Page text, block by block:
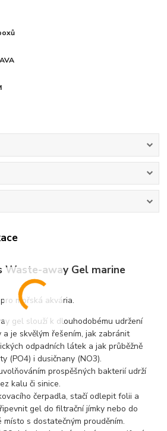
Waste-away Gel marine
mořská akvária.
gel slouží k dlouhodobému udržení
je skvělým řešením, jak zabránit
odpadních látek a jak průběžně
(PO4) i dusičnany (NO3).
prospěšných bakterií udrží
kalu či sinice.
čerpadla, stačí odlepit folii a
gel do filtrační jímky nebo do
místo s dostatečným prouděním.